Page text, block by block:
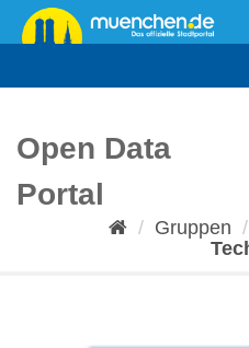
Überspringen
zum
Open Data
Portal
Gruppen